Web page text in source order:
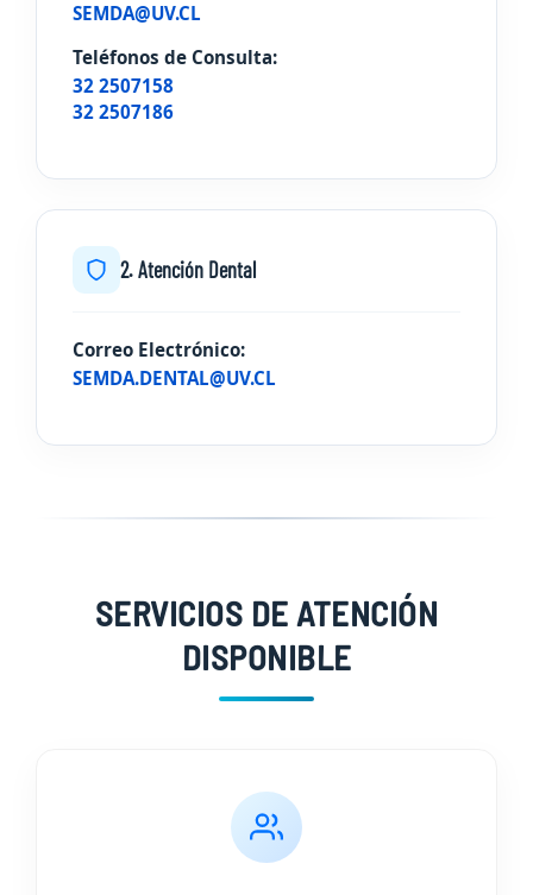
SEMDA@UV.CL
Teléfonos de Consulta:
32 2507158
32 2507186
2. Atención Dental
Correo Electrónico:
SEMDA.DENTAL@UV.CL
SERVICIOS DE ATENCIÓN
DISPONIBLE